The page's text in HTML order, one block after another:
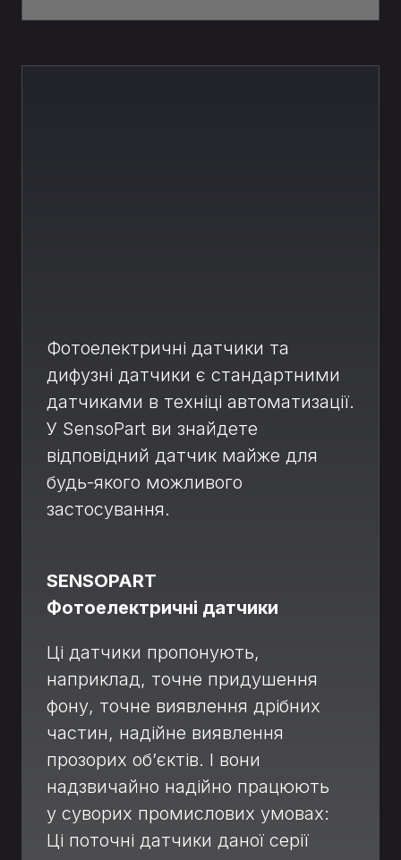
Фотоелектричні датчики та
дифузні датчики є стандартними
датчиками в техніці автоматизації.
У SensoPart ви знайдете
відповідний датчик майже для
будь-якого можливого
застосування.
SENSOPART
Фотоелектричні датчики
Ці датчики пропонують,
наприклад, точне придушення
фону, точне виявлення дрібних
частин, надійне виявлення
прозорих об’єктів. І вони
надзвичайно надійно працюють
у суворих промислових умовах:
Ці поточні датчики даної серії